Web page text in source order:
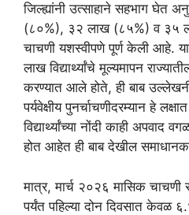
जिल्ह्यांनी उत्साहाने सहभाग घेत
(८०%), ३२ लाख (८५%) व ३५
चाचणी यशस्वीपणे पूर्ण केली आहे.
लाख विद्यार्थ्यांचे मूल्यमापन
करण्यात आले होते, ही बाब
पर्यवेक्षीय पुनर्चाचणीदरम्यान हे
विद्यार्थ्यांच्या नोंदी काही अपवाद
होत आहेत ही बाब देखील
मात्र, मार्च २०२६ मासिक चाचणी
पर्यंत पहिल्या दोन दिवसात